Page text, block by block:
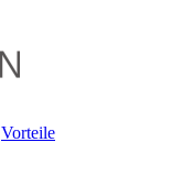
Vorteile